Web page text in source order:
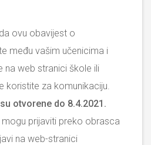
ovu obavijest o
među vašim učenicima i
na web stranici škole ili
koristite za komunikaciju.
otvorene do 8.4.2021.
mogu prijaviti preko obrasca
na web-stranici